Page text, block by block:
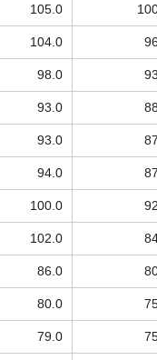
105.0
104.0
98.0
93.0
93.0
94.0
100.0
102.0
86.0
80.0
79.0